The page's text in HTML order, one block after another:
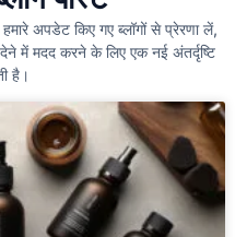
अपडेट किए गए ब्लॉगों से प्रेरणा लें,
में मदद करने के लिए एक नई अंतर्दृष्टि
है।